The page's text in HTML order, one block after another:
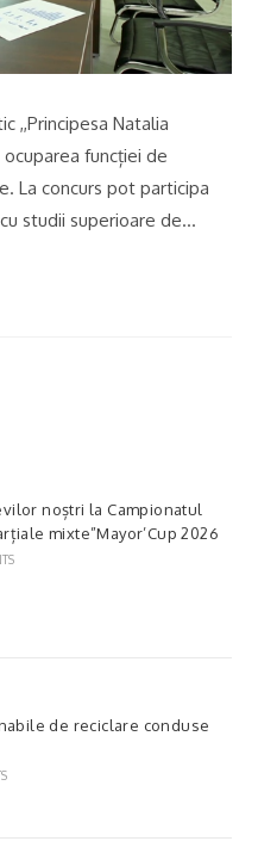
,,Principesa Natalia
ocuparea funcției de
La concurs pot participa
studii superioare de…
noștri la Campionatul
mixte”Mayor’Cup 2026
de reciclare conduse